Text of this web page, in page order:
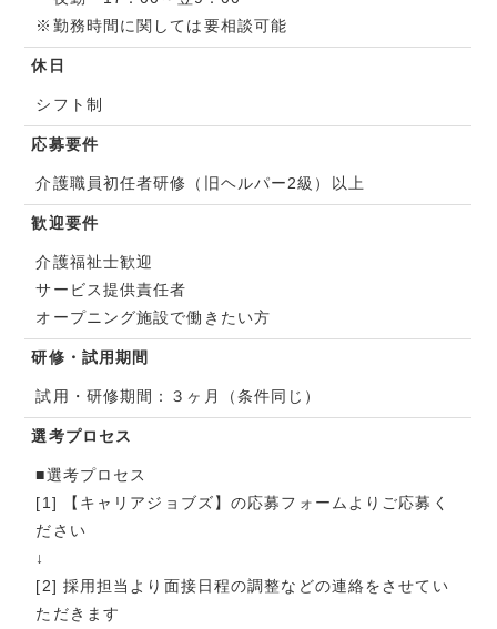
※勤務時間に関しては要相談可能
休日
シフト制
応募要件
介護職員初任者研修（旧ヘルパー2級）以上
歓迎要件
介護福祉士歓迎
サービス提供責任者
オープニング施設で働きたい方
研修・試用期間
試用・研修期間：３ヶ月（条件同じ）
選考プロセス
■選考プロセス
[1] 【キャリアジョブズ】の応募フォームよりご応募く
ださい
↓
[2] 採用担当より面接日程の調整などの連絡をさせてい
ただきます